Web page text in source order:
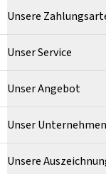
Unsere
Unser Service
Unser Angebot
Unser Unternehmen
Unsere